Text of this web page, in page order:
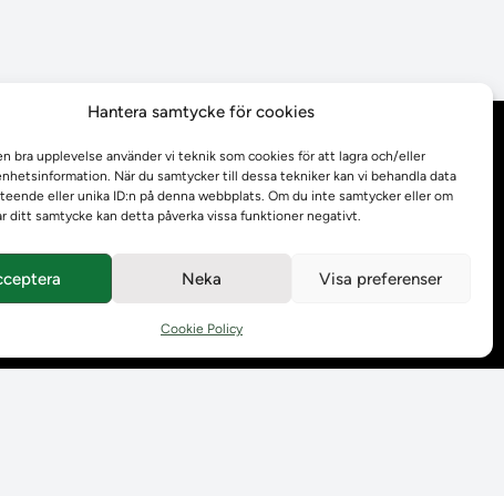
Hantera samtycke för cookies
bra upplevelse använder vi teknik som cookies för att lagra och/eller
När du samtycker till dessa tekniker kan vi behandla data
eller unika ID:n på denna webbplats. Om du inte samtycker eller om
ditt samtycke kan detta påverka vissa funktioner negativt.
Neka Visa preferenser
Cookie Policy
Behandling av
personuppgifter
Prenumerera på våra